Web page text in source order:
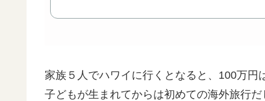
家族５人でハワイに行くとなると、100万円
子どもが生まれてからは初めての海外旅行だ